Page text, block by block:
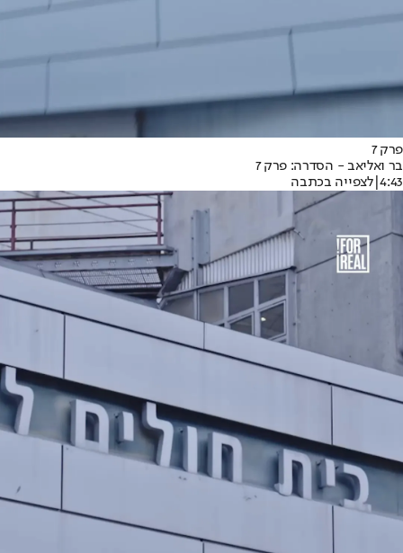
פרק 7
בר ואליאב - הסדרה: פרק 7
4:43
|לצפייה בכתבה